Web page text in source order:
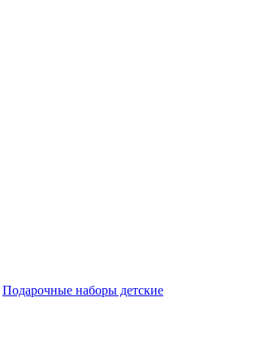
Подарочные наборы детские